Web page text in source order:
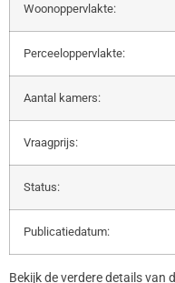
Woonoppervlakte:
Perceeloppervlakte:
Aantal kamers:
Vraagprijs:
Status:
Publicatiedatum:
Bekijk de verdere details van